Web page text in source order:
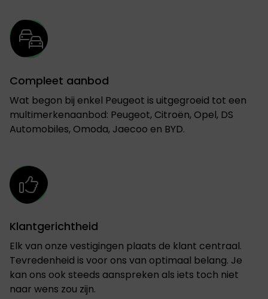
Compleet aanbod
Wat begon bij enkel Peugeot is uitgegroeid tot een
multimerkenaanbod: Peugeot, Citroën, Opel, DS
Automobiles, Omoda, Jaecoo en BYD.
Klantgerichtheid
Elk van onze vestigingen plaats de klant centraal.
Tevredenheid is voor ons van optimaal belang. Je
kan ons ook steeds aanspreken als iets toch niet
naar wens zou zijn.